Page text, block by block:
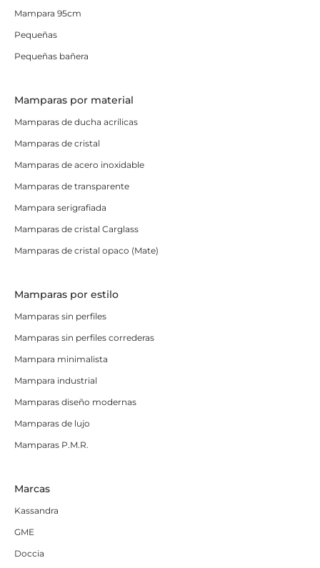
Mampara 95cm
Pequeñas
Pequeñas bañera
Mamparas por material
Mamparas de ducha acrílicas
Mamparas de cristal
Mamparas de acero inoxidable
Mamparas de transparente
Mampara serigrafiada
Mamparas de cristal Carglass
Mamparas de cristal opaco (Mate)
Mamparas por estilo
Mamparas sin perfiles
Mamparas sin perfiles correderas
Mampara minimalista
Mampara industrial
Mamparas diseño modernas
Mamparas de lujo
Mamparas P.M.R.
Marcas
Kassandra
GME
Doccia